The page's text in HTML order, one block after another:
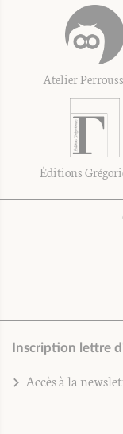
Atelier
Éditions
Inscription lettre
Accès à la